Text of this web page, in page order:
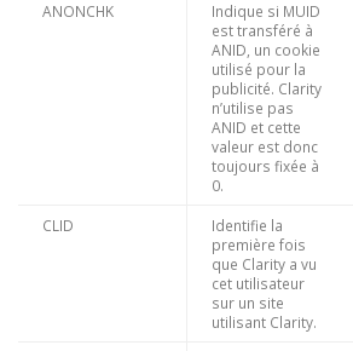
ANONCHK
Indique si MUID
est transféré à
ANID, un cookie
utilisé pour la
publicité. Clarity
n’utilise pas
ANID et cette
valeur est donc
toujours fixée à
0.
CLID
Identifie la
première fois
que Clarity a vu
cet utilisateur
sur un site
utilisant Clarity.